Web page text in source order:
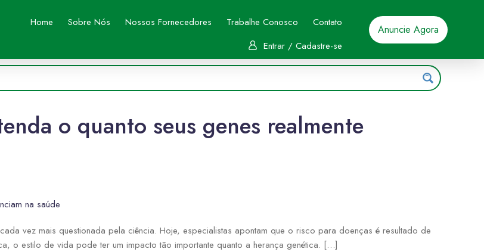
Home Sobre Nós Nossos Fornecedores Trabalhe Conosco
Contato
Entrar / Cadastre-se
Anuncie Agora
o quanto seus genes realmente
na saúde
vez mais questionada pela ciência. Hoje, especialistas apontam que o risco para doenças é resultado de
o estilo de vida pode ter um impacto tão importante quanto a herança genética. […]